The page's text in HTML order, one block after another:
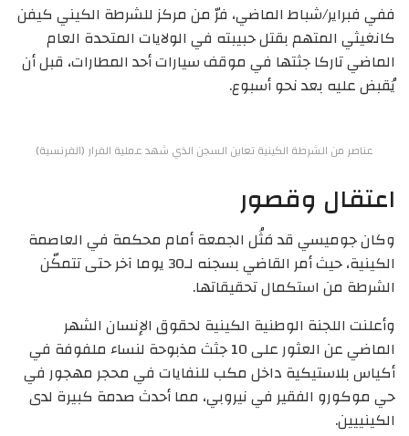
ففي فبراير/شباط الماضي، فرّ من مركز للشرطة الكيني كيفن
كانغيثي المتهم بقتل حبيبته في الولايات المتحدة العام
الماضي تاركا جثتها في موقف سيارات أحد المطارات، قبل أن
يُقبض عليه بعد نحو أسبوع.
عناصر من الشرطة الكينية تعاين السجن الذي شهد عملية الفرار (الفرنسية)
اعتقال وقصور
وكان جوميسي قد مَثُل الجمعة أمام محكمة في العاصمة
الكينية، حيث أمر القاضي بسجنه لـ30 يوما آخر حتى تتمكّن
الشرطة من استكمال تحقيقاتها.
وأعلنت اللجنة الوطنية الكينية لحقوق الإنسان الشهر
الماضي عن العثور على 10 جثث مذبوحة لنساء ملفوفة في
أكياس بلاستيكية داخل مكب للنفايات في محجر مهجور في
حي موكورو الفقير في نيروبي، مما أحدث صدمة كبيرة لدى
الكينييين.